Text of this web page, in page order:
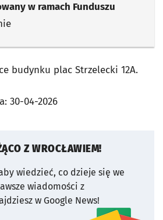
w ramach Funduszu
budynku plac Strzelecki 12A.
30-04-2026
Z WROCŁAWIEM!
wiedzieć, co dzieje się we
wiadomości z
w Google News!